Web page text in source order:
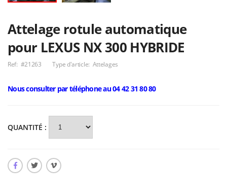
transversales pour
motos, vélos, mp3
Tribenne Debon P
PTC 3500KG
7 990,00€
Aluminium
6 090,00€
multi-rouleaux
Attelage rotule automatique
pour LEXUS NX 300 HYBRIDE
Ref: #21263 Type d'article: Attelages
Nous consulter par téléphone au 04 42 31 80 80
QUANTITÉ :